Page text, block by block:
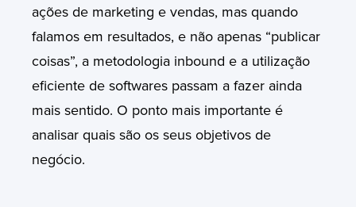
ações de marketing e vendas, mas quando
falamos em resultados, e não apenas “publicar
coisas”, a metodologia inbound e a utilização
eficiente de softwares passam a fazer ainda
mais sentido. O ponto mais importante é
analisar quais são os seus objetivos de
negócio.